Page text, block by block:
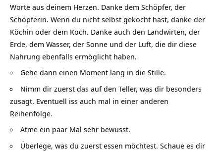
Worte aus deinem Herzen. Danke dem Schöpfer, der
Schöpferin. Wenn du nicht selbst gekocht hast, danke der
Köchin oder dem Koch. Danke auch den Landwirten, der
Erde, dem Wasser, der Sonne und der Luft, die dir diese
Nahrung ebenfalls ermöglicht haben.
Gehe dann einen Moment lang in die Stille.
Nimm dir zuerst das auf den Teller, was dir besonders
zusagt. Eventuell iss auch mal in einer anderen
Reihenfolge.
Atme ein paar Mal sehr bewusst.
Überlege, was du zuerst essen möchtest. Schaue es dir